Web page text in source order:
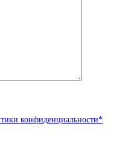
конфиденциальности*